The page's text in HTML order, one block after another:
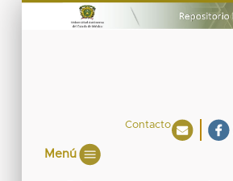
Contacto
Menú